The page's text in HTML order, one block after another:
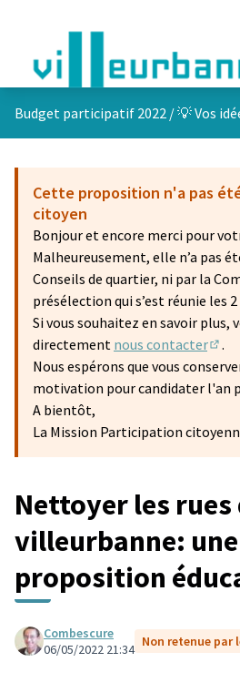
Budget participatif 2022 /💡 Vos
Cette proposition n'a pas
citoyen
Bonjour et encore merci pour
Malheureusement, elle n’a pas
Conseils de quartier, ni par la
présélection qui s’est réunie les
Si vous souhaitez en savoir plus,
directement nous contacter
.
Nous espérons que vous
motivation pour candidater l'an
A bientôt,
La Mission Participation
Nettoyer les rues
villeurbanne: une
proposition
Combescure
06/05/2022 21:34 Non retenue par